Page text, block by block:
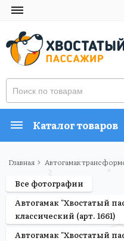
Каталог товаров
Главная Автогамак
Все фотографии
Автогамак "Хвостатый
классический (арт. 1661)
Автогамак "Хвостатый